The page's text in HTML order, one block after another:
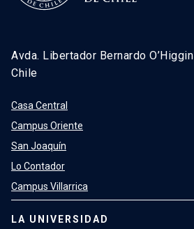
Avda. Libertador Bernardo
Chile
Casa Central
Campus Oriente
San Joaquín
Lo Contador
Campus Villarrica
LA UNIVERSIDAD